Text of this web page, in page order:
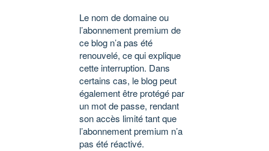
Le nom de domaine ou
l’abonnement premium de
ce blog n’a pas été
renouvelé, ce qui explique
cette interruption. Dans
certains cas, le blog peut
également être protégé par
un mot de passe, rendant
son accès limité tant que
l’abonnement premium n’a
pas été réactivé.